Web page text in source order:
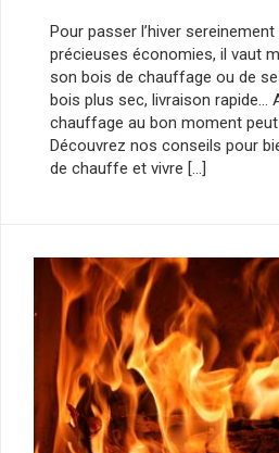
Pour passer l’hiver
précieuses économies, il vaut
son bois de chauffage ou de
bois plus sec, livraison rapide…
chauffage au bon moment
Découvrez nos conseils pour
de chauffe et vivre […]